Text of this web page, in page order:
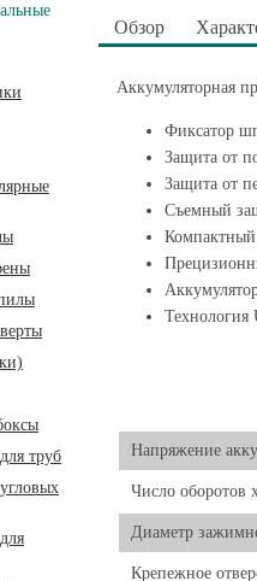
труб
Обзор
Аккумуляторная
Фиксатор
Защита от
Защита от
Съемный
Компактный
Технология
Напряжение
Число оборотов
Диаметр
Крепежное